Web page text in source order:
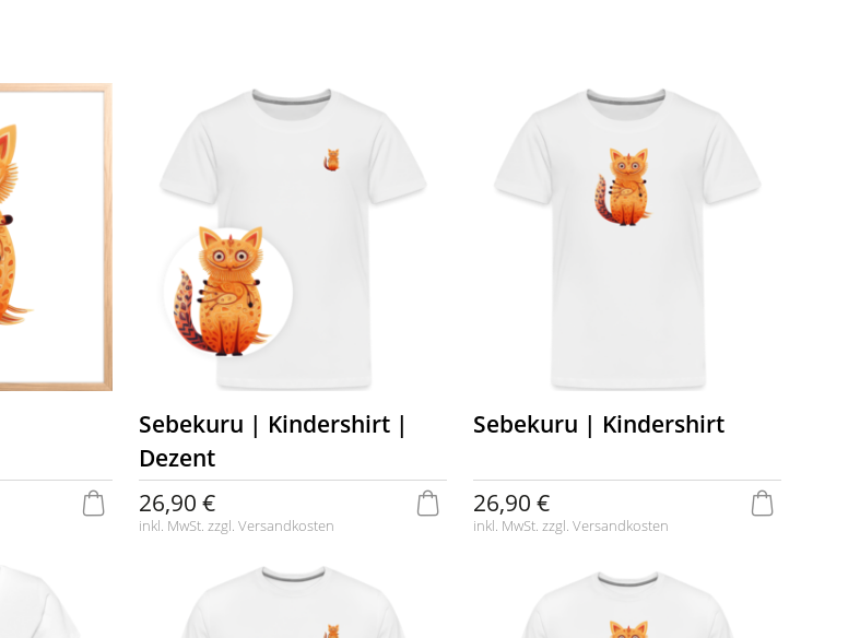
Sebekuru | Kindershirt |
Dezent
26,90 €
inkl. MwSt. zzgl. Versandkosten
Sebekuru | Kindershirt
26,90 €
inkl. MwSt. zzgl. Versandkosten